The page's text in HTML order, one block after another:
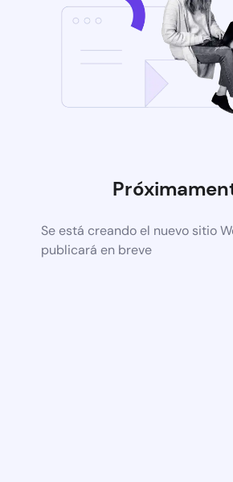
Se está creando el nuevo sitio
publicará en breve